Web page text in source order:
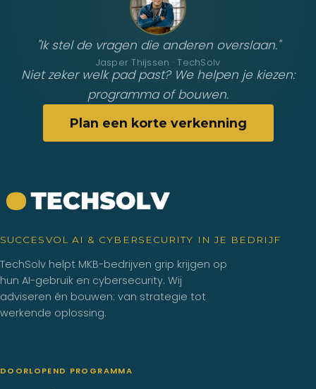
"Ik stel de vragen die anderen overslaan."
Jasper Thijssen · TechSolv
Niet zeker welk pad past? We helpen je kiezen:
programma of bouwen.
Plan een korte verkenning
SUCCESVOL AI & CYBERSECURITY IN JE BEDRIJF
TechSolv helpt MKB-bedrijven grip krijgen op
hun AI-gebruik en cybersecurity. Wij
adviseren én bouwen: van strategie tot
werkende oplossing.
DOORLOPEND PROGRAMMA